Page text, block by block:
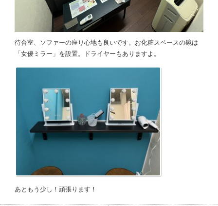
待合室、ソファーの座り心地も良いです。お化粧スペースの鏡は
「女優ミラー」を設置。ドライヤーもありますよ。
あともう少し！頑張ります！